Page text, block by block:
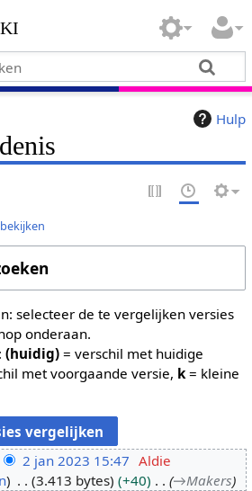
Hulp
selecteer de te vergelijken versies
onderaan.
(huidig)= verschil met huidige
met voorgaande versie, k= kleine
2 jan 2023 15:47 Aldie
3.413 bytes +40 →Makers